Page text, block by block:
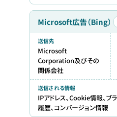
Microsoft広告（Bing）
送信先
Microsoft
Corporation及びその
関係会社
送信される情報
IPアドレス、Cookie情報、ブ
履歴、コンバージョン情報